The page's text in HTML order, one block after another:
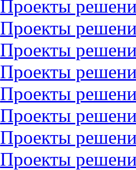
Проекты
Проекты
Проекты
Проекты
Проекты
Проекты
Проекты
Проекты